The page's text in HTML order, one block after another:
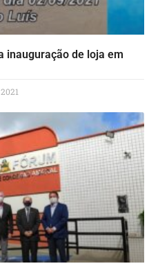
inauguração de loja em